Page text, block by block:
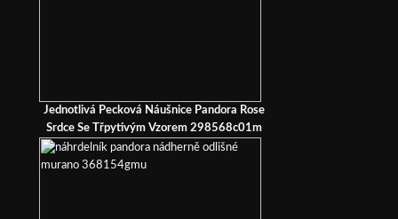
Jednotlivá Pecková Náušnice Pandora Rose
Srdce Se Třpytivým Vzorem 298568c01m